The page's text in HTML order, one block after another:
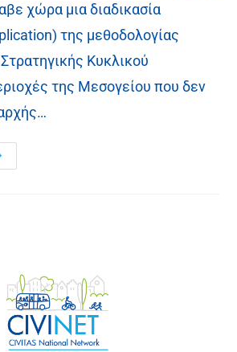
χώρα μια διαδικασία
της μεθοδολογίας
Κυκλικού
της Μεσογείου που δεν